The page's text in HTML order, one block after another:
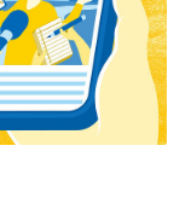
，棕沙燕以及雨
得到。高雄市野
月期間，選擇固定
體數，填寫鳥會